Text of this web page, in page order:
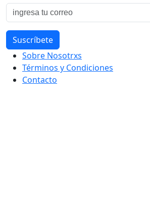
Sobre Nosotrxs
Términos y Condiciones
Contacto